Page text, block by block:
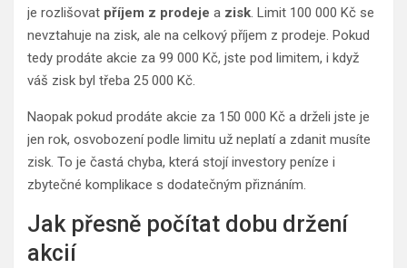
je rozlišovat příjem z prodeje a zisk. Limit 100 000 Kč se
nevztahuje na zisk, ale na celkový příjem z prodeje. Pokud
tedy prodáte akcie za 99 000 Kč, jste pod limitem, i když
váš zisk byl třeba 25 000 Kč.
Naopak pokud prodáte akcie za 150 000 Kč a drželi jste je
jen rok, osvobození podle limitu už neplatí a zdanit musíte
zisk. To je častá chyba, která stojí investory peníze i
zbytečné komplikace s dodatečným přiznáním.
Jak přesně počítat dobu držení
akcií